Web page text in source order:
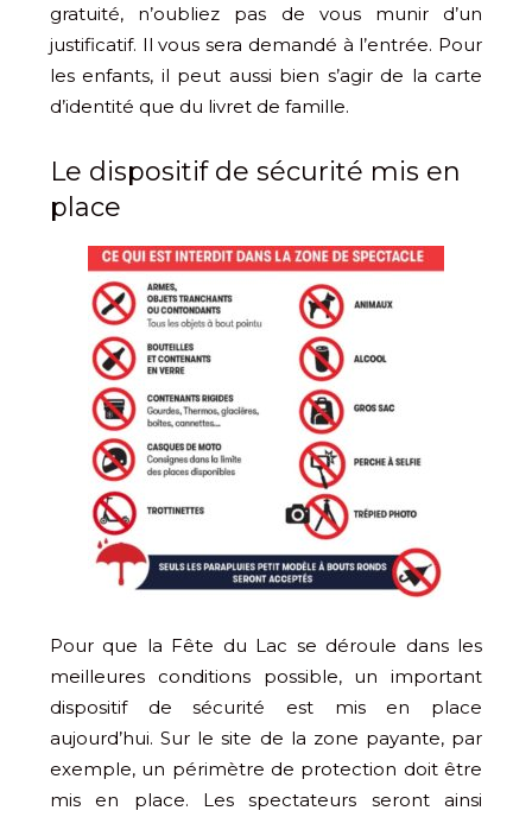
gratuité, n’oubliez pas de vous munir d’un
justificatif. Il vous sera demandé à l’entrée. Pour
les enfants, il peut aussi bien s’agir de la carte
d’identité que du livret de famille.
Le dispositif de sécurité mis en
place
Pour que la Fête du Lac se déroule dans les
meilleures conditions possible, un important
dispositif de sécurité est mis en place
aujourd’hui. Sur le site de la zone payante, par
exemple, un périmètre de protection doit être
mis en place. Les spectateurs seront ainsi